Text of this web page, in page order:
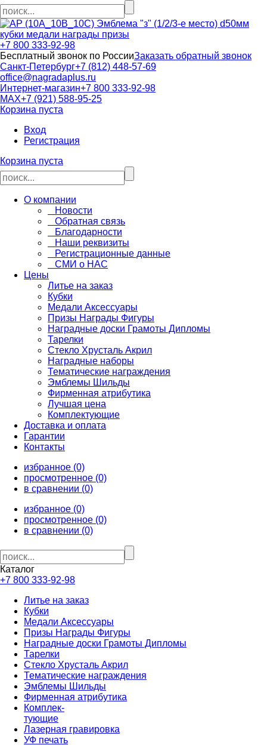
кубки медали награды призы
+7 800 333-92-98
Бесплатный звонок по РоссииЗаказать обратный звонок
Санкт-Петербург+7 (812) 448-57-69
office@nagradaplus.ru
Интернет-магазин+7 800 333-92-98
MAX+7 (921) 588-95-25
Корзина пуста
Вход
Регистрация
Корзина пуста
О компании
Новости
Обратная связь
Благодарности
Наши реквизиты
Регистрационные данные
СМИ о НАС
Цены
Литье на заказ
Кубки
Медали Аксессуары
Призы Награды Фигуры
Наградные доски Грамоты Дипломы
Тарелки
Стекло Хрусталь Акрил
Наградные наборы
Тематические награждения
Эмблемы Шильды
Фирменная атрибутика
Лучшая цена
Комплектующие
Доставка и оплата
Гарантии
Контакты
избранное (0)
просмотренное (0)
в сравнении (0)
избранное (0)
просмотренное (0)
в сравнении (0)
Каталог
+7 800 333-92-98
Литье на заказ
Кубки
Медали Аксессуары
Призы Награды Фигуры
Наградные доски Грамоты Дипломы
Тарелки
Стекло Хрусталь Акрил
Тематические награждения
Эмблемы Шильды
Фирменная атрибутика
Комплек-
тующие
Лазерная гравировка
УФ печать